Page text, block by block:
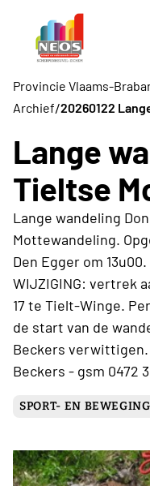
Provincie Vlaams-
Archief/20260122
Lange
Tieltse
Lange wandeling
Mottewandeling.
Den Egger om
WIJZIGING: vertrek
17 te Tielt-Winge.
de start van de
Beckers
Beckers - gsm 0472
SPORT- EN